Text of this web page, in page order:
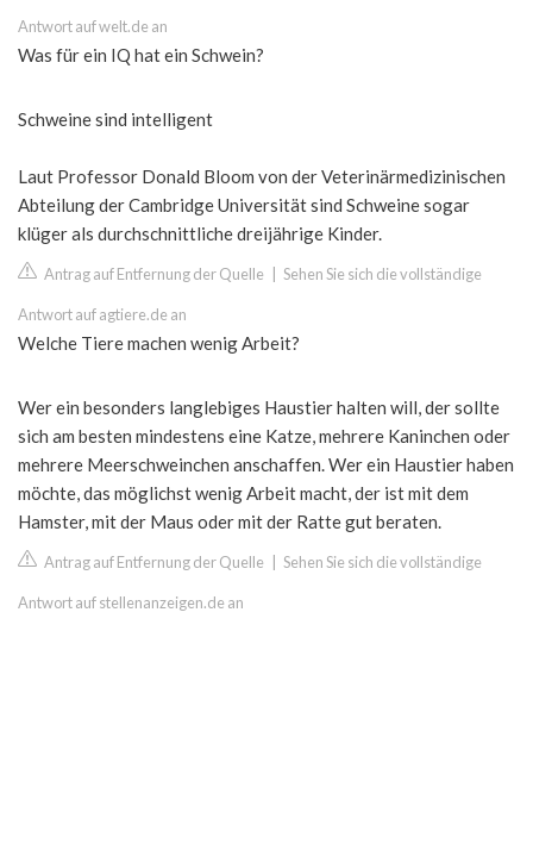
Antwort auf welt.de an
Was für ein IQ hat ein Schwein?
Schweine sind intelligent
Laut Professor Donald Bloom von der Veterinärmedizinischen
Abteilung der Cambridge Universität sind Schweine sogar
klüger als durchschnittliche dreijährige Kinder.
Antrag auf Entfernung der Quelle Sehen Sie sich die vollständige
Antwort auf agtiere.de an
Welche Tiere machen wenig Arbeit?
Wer ein besonders langlebiges Haustier halten will, der sollte
sich am besten mindestens eine Katze, mehrere Kaninchen oder
mehrere Meerschweinchen anschaffen. Wer ein Haustier haben
möchte, das möglichst wenig Arbeit macht, der ist mit dem
Hamster, mit der Maus oder mit der Ratte gut beraten.
Antrag auf Entfernung der Quelle Sehen Sie sich die vollständige
Antwort auf stellenanzeigen.de an